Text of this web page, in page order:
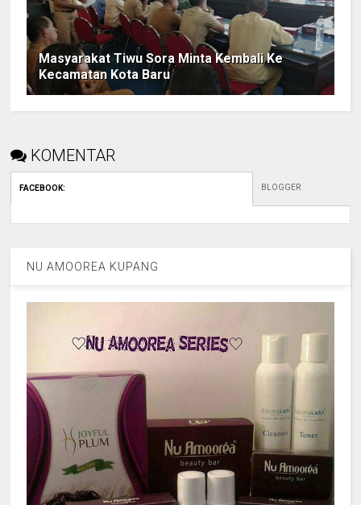
Masyarakat Tiwu Sora Minta Kembali Ke
Kecamatan Kota Baru
KOMENTAR
FACEBOOK: BLOGGER
NU AMOOREA KUPANG